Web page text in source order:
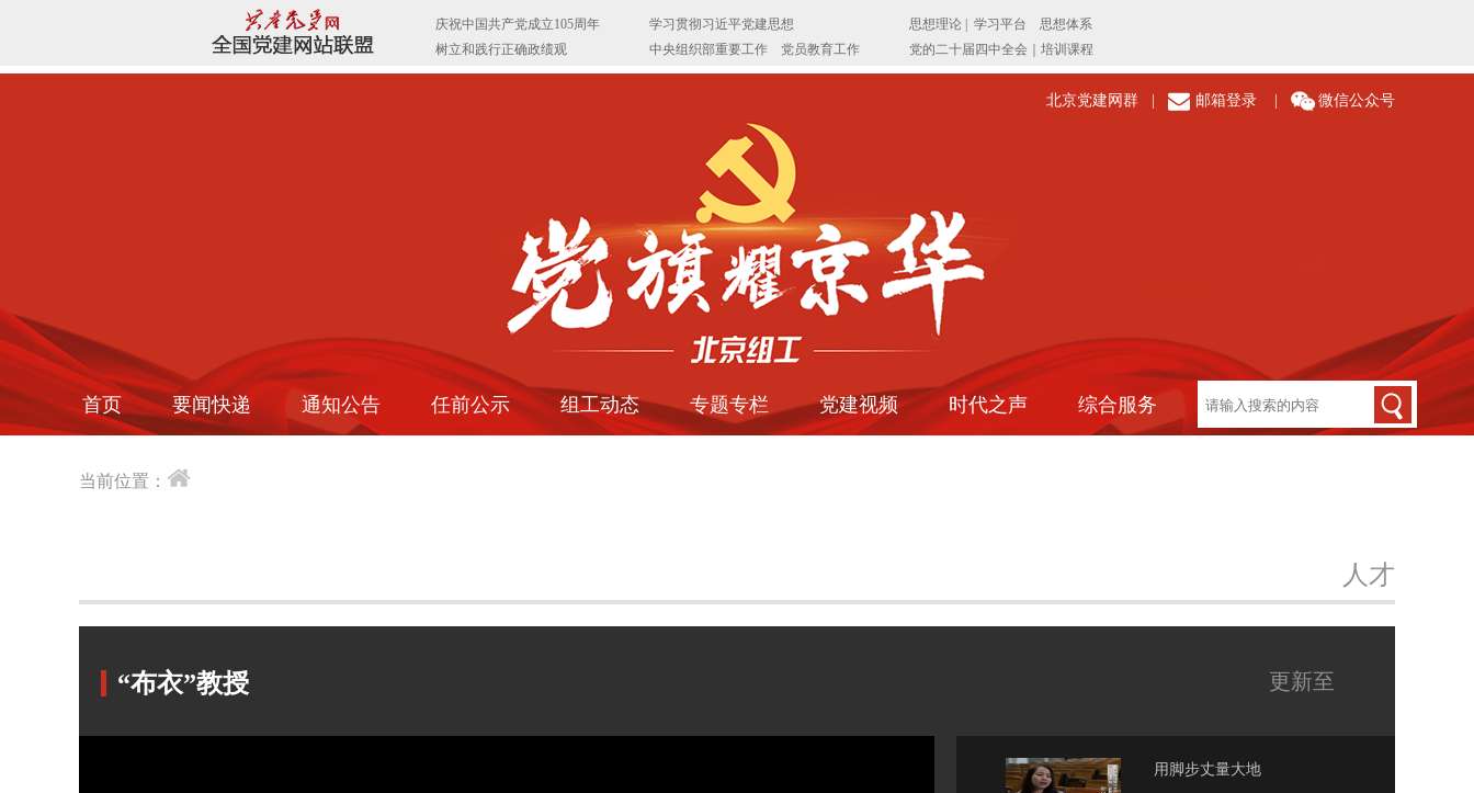
北京党建网群 邮箱登录 微信公众号
首页 要闻快递 通知公告 任前公示 组工动态 专题专栏 党建视频 时代之声 综合服务
当前位置：
人才
“布衣”教授 更新至
用脚步丈量大地